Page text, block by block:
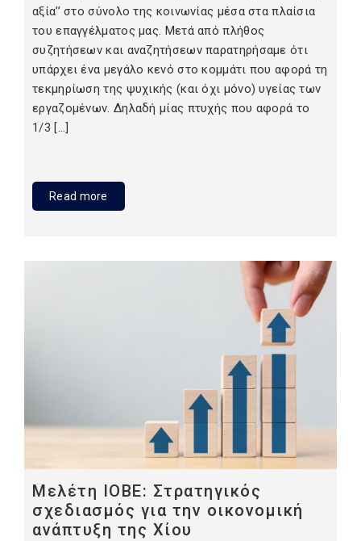
αξία’’ στο σύνολο της κοινωνίας μέσα στα πλαίσια
του επαγγέλματος μας. Μετά από πλήθος
συζητήσεων και αναζητήσεων παρατηρήσαμε ότι
υπάρχει ένα μεγάλο κενό στο κομμάτι που αφορά τη
τεκμηρίωση της ψυχικής (και όχι μόνο) υγείας των
εργαζομένων. Δηλαδή μίας πτυχής που αφορά το
1/3 […]
Read more
Μελέτη ΙΟΒΕ: Στρατηγικός
σχεδιασμός για την οικονομική
ανάπτυξη της Χίου